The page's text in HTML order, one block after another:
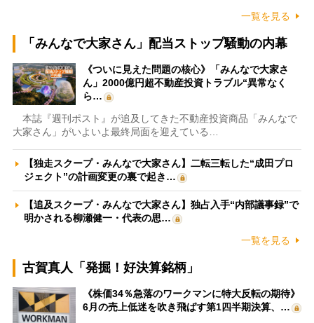
一覧を見る
「みんなで大家さん」配当ストップ騒動の内幕
《ついに見えた問題の核心》「みんなで大家さ
ん」2000億円超不動産投資トラブル“異常なく
ら…
本誌『週刊ポスト』が追及してきた不動産投資商品「みんなで
大家さん」がいよいよ最終局面を迎えている…
【独走スクープ・みんなで大家さん】二転三転した“成田プロ
ジェクト”の計画変更の裏で起き…
【追及スクープ・みんなで大家さん】独占入手“内部議事録”で
明かされる柳瀬健一・代表の思…
一覧を見る
古賀真人「発掘！好決算銘柄」
《株価34％急落のワークマンに特大反転の期待》
6月の売上低迷を吹き飛ばす第1四半期決算、…